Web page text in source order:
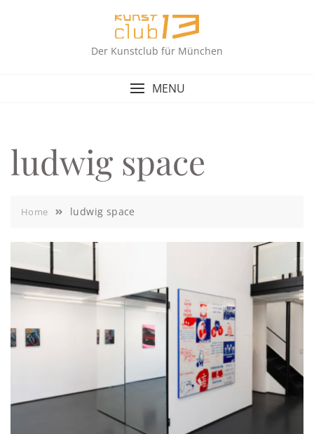
Der Kunstclub für München
MENU
ludwig space
Home ludwig space